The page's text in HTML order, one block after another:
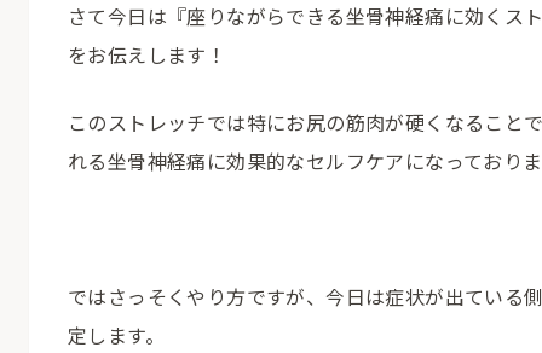
さて今日は『座りながらできる坐骨神経痛に効くス
をお伝えします！
このストレッチでは特にお尻の筋肉が硬くなること
れる坐骨神経痛に効果的なセルフケアになっており
ではさっそくやり方ですが、今日は症状が出ている
定します。